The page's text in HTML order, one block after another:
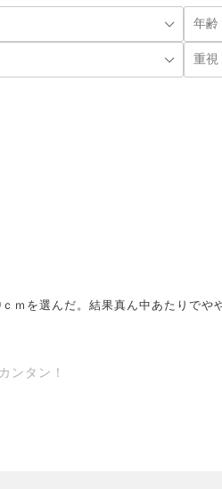
を選んだ。結果真ん中あたりでや
ンタン！